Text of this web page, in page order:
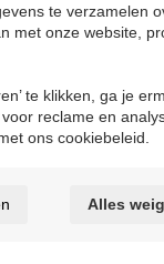
Cookie voorkeuren
te verzamelen
met onze website,
te klikken, ga je
reclame en
ons cookiebeleid.
Alles